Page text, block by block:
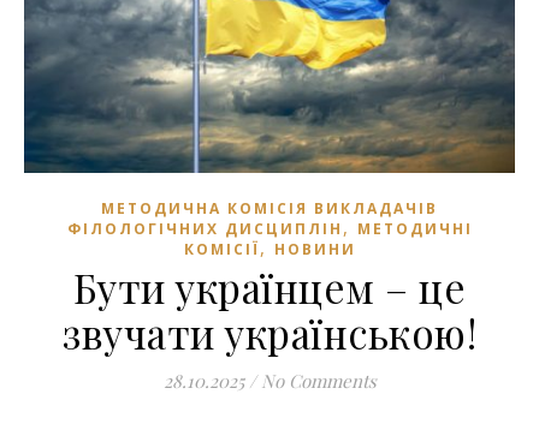
МЕТОДИЧНА КОМІСІЯ ВИКЛАДАЧІВ
ФІЛОЛОГІЧНИХ ДИСЦИПЛІН , МЕТОДИЧНІ
КОМІСІЇ, НОВИНИ
Бути українцем – це
звучати українською!
28.10.2025 / No Comments